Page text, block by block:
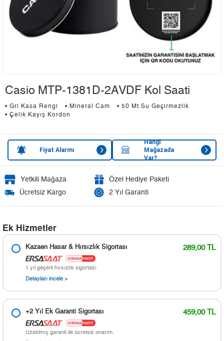
Casio MTP-1381D-2AVDF Kol Saati
• Gri Kasa Rengi • Mineral Cam
• 50 Mt Su Geçirmezlik
• Çelik Kayış Kordon
Fiyat Alarmı
Hangi
Mağazada
Var?
Yetkili Mağaza
Özel Hediye Paketi
Ücretsiz Kargo
2 Yıl Garanti
Ek Hizmetler
Kazaen Hasar & Hırsızlık Sigortası 289,00 TL
1 yıl geçerli hırsızlık sigortası
Detayları incele >
+2 Yıl Ek Garanti Sigortası 459,00 TL
Uzatılmış garanti ile ücretsiz onarım.